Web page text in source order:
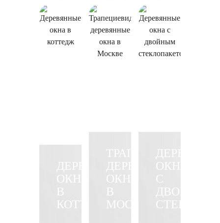
ДЕРЕВЯННЫЕ
ОКНА
В
КОТТЕДЖ
ТРАПЕЦИЕВИДНЫЕ
ДЕРЕВЯННЫЕ
ОКНА
В
МОСКВЕ
ОКНА
С
ДВОЙНЫМ